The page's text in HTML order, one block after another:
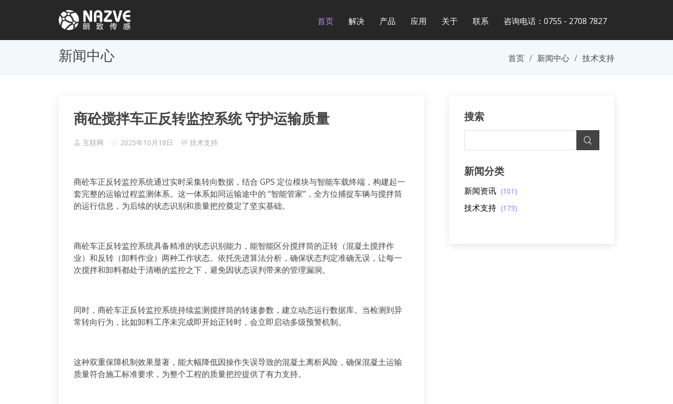
首页 解决 产品 应用 关于 联系 咨询电话：0755 - 2708 7827
新闻中心 首页 新闻中心 技术支持
商砼搅拌车正反转监控系统 守护运输质量
互联网 2025年10月18日 技术支持
商砼车正反转监控系统通过实时采集转向数据，结合 GPS 定位模块与智能车载终端，构建起一
套完整的运输过程监测体系。这一体系如同运输途中的 “智能管家” ，全方位捕捉车辆与搅拌筒
的运行信息，为后续的状态识别和质量把控奠定了坚实基础。
商砼车正反转监控系统具备精准的状态识别能力，能智能区分搅拌筒的正转（混凝土搅拌作
业）和反转（卸料作业）两种工作状态。依托先进算法分析，确保状态判定准确无误，让每一
次搅拌和卸料都处于清晰的监控之下，避免因状态误判带来的管理漏洞。
同时，商砼车正反转监控系统持续监测搅拌筒的转速参数，建立动态运行数据库。当检测到异
常转向行为，比如卸料工序未完成即开始正转时，会立即启动多级预警机制。
这种双重保障机制效果显著，能大幅降低因操作失误导致的混凝土离析风险，确保混凝土运输
质量符合施工标准要求，为整个工程的质量把控提供了有力支持。
搜索
新闻分类
新闻资讯 (101)
技术支持 (173)